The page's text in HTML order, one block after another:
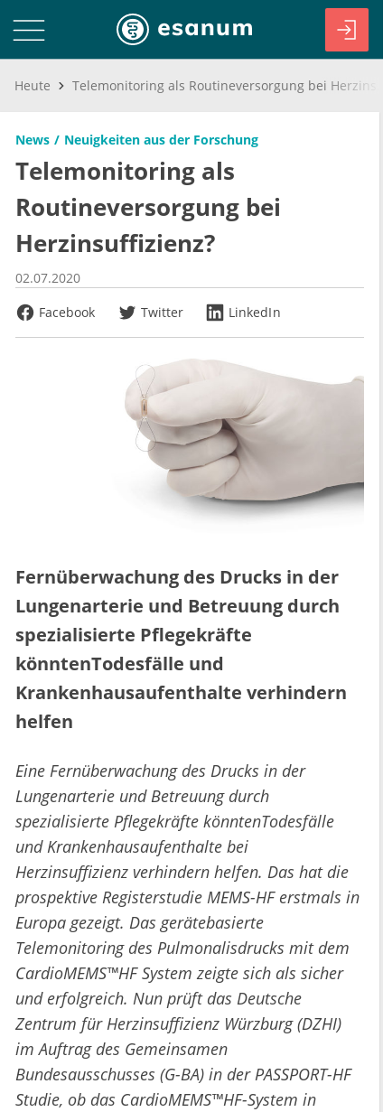
Heute
News Neuigkeiten aus der Forschung
Telemonitoring als
Routineversorgung bei
Herzinsuffizienz?
02.07.2020
Facebook
Twitter LinkedIn
Fernüberwachung des Drucks in der
Lungenarterie und Betreuung durch
spezialisierte Pflegekräfte
könntenTodesfälle und
Krankenhausaufenthalte verhindern
helfen
Eine Fernüberwachung des Drucks in der
Lungenarterie und Betreuung durch
spezialisierte Pflegekräfte könntenTodesfälle
und Krankenhausaufenthalte bei
Herzinsuffizienz verhindern helfen. Das hat die
prospektive Registerstudie MEMS-HF erstmals in
Europa gezeigt. Das gerätebasierte
Telemonitoring des Pulmonalisdrucks mit dem
CardioMEMS™HF System zeigte sich als sicher
und erfolgreich. Nun prüft das Deutsche
Zentrum für Herzinsuffizienz Würzburg (DZHI)
im Auftrag des Gemeinsamen
Bundesausschusses (G-BA) in der PASSPORT-HF
Studie, ob das CardioMEMS™HF-System in